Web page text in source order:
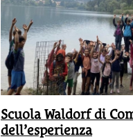
Scuola Waldorf di
dell’esperienza